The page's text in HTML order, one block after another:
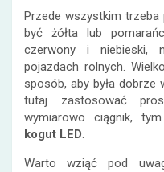
Przede wszystkim trzeba
być żółta lub
czerwony i niebieski,
pojazdach rolnych.
sposób, aby była dobrze
tutaj zastosować
wymiarowo ciągnik,
kogut LED.
Warto wziąć pod